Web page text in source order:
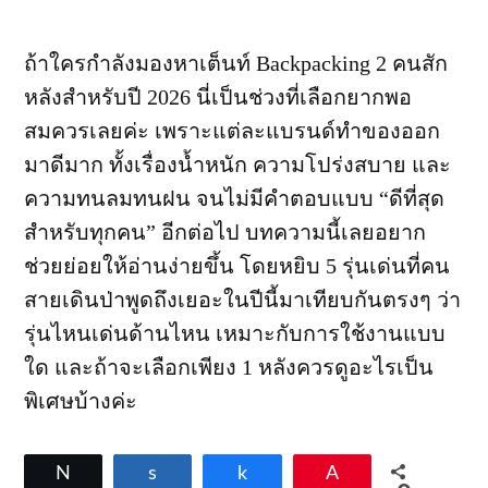
ถ้าใครกำลังมองหาเต็นท์ Backpacking 2 คนสัก
หลังสำหรับปี 2026 นี่เป็นช่วงที่เลือกยากพอ
สมควรเลยค่ะ เพราะแต่ละแบรนด์ทำของออก
มาดีมาก ทั้งเรื่องน้ำหนัก ความโปร่งสบาย และ
ความทนลมทนฝน จนไม่มีคำตอบแบบ “ดีที่สุด
สำหรับทุกคน” อีกต่อไป บทความนี้เลยอยาก
ช่วยย่อยให้อ่านง่ายขึ้น โดยหยิบ 5 รุ่นเด่นที่คน
สายเดินป่าพูดถึงเยอะในปีนี้มาเทียบกันตรงๆ ว่า
รุ่นไหนเด่นด้านไหน เหมาะกับการใช้งานแบบ
ใด และถ้าจะเลือกเพียง 1 หลังควรดูอะไรเป็น
พิเศษบ้างค่ะ